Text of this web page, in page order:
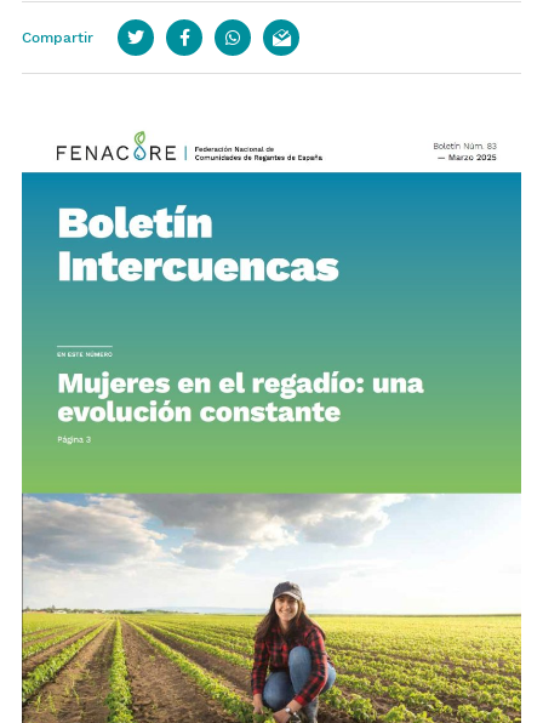
Compartir TwitterFacebookwhatsapp
email